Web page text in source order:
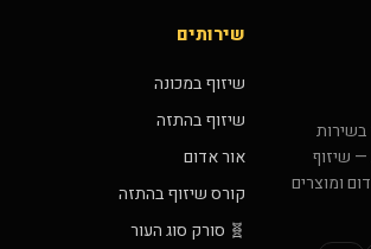
בשירות
שיזוף
ומוצרים
שירותים
שיזוף במכונה
שיזוף בהתזה
אור אדום
קורס שיזוף בהתזה
🧬 סורק סוג העור